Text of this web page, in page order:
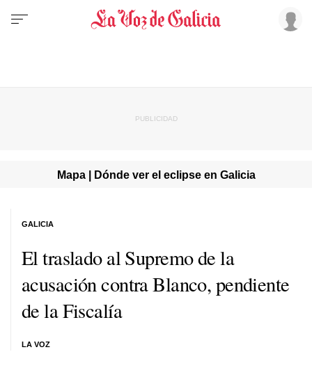
Mapa | Dónde ver el eclipse en Galicia
El traslado al Supremo de la
acusación contra Blanco, pendiente
de la Fiscalía
LA VOZ
GALICIA